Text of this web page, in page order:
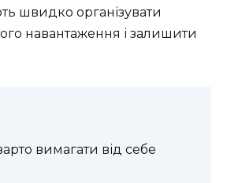
швидко організувати
навантаження і залишити
вимагати від себе